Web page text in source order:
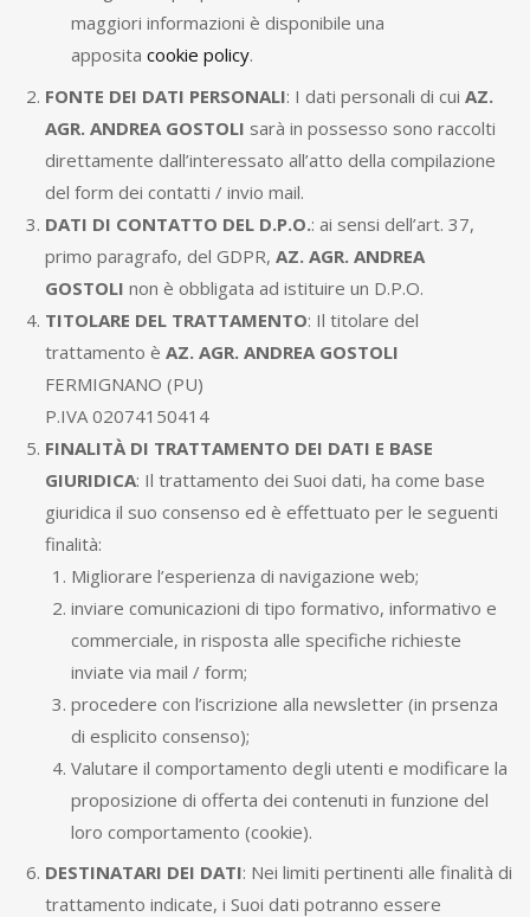
maggiori informazioni è disponibile una
apposita cookie policy.
FONTE DEI DATI PERSONALI: I dati personali di cui AZ.
AGR. ANDREA GOSTOLI sarà in possesso sono raccolti
direttamente dall’interessato all’atto della compilazione
del form dei contatti / invio mail.
DATI DI CONTATTO DEL D.P.O.: ai sensi dell’art. 37,
primo paragrafo, del GDPR, AZ. AGR. ANDREA
GOSTOLI non è obbligata ad istituire un D.P.O.
TITOLARE DEL TRATTAMENTO: Il titolare del
trattamento è AZ. AGR. ANDREA GOSTOLI
FERMIGNANO (PU)
P.IVA 02074150414
FINALITÀ DI TRATTAMENTO DEI DATI E BASE
GIURIDICA: Il trattamento dei Suoi dati, ha come base
giuridica il suo consenso ed è effettuato per le seguenti
finalità:
Migliorare l’esperienza di navigazione web;
inviare comunicazioni di tipo formativo, informativo e
commerciale, in risposta alle specifiche richieste
inviate via mail / form;
procedere con l’iscrizione alla newsletter (in prsenza
di esplicito consenso);
Valutare il comportamento degli utenti e modificare la
proposizione di offerta dei contenuti in funzione del
loro comportamento (cookie).
DESTINATARI DEI DATI: Nei limiti pertinenti alle finalità di
trattamento indicate, i Suoi dati potranno essere